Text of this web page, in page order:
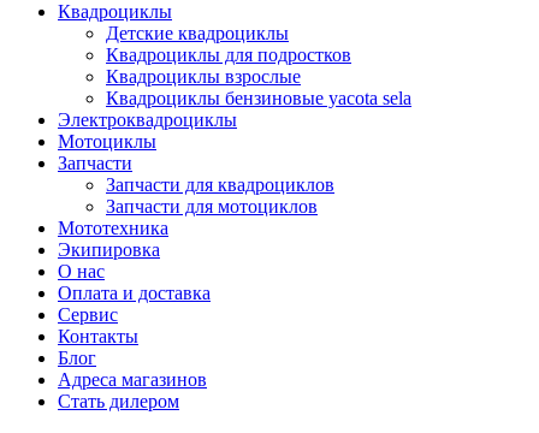
Квадроциклы
Детские квадроциклы
Квадроциклы для подростков
Квадроциклы взрослые
Квадроциклы бензиновые yacota sela
Электроквадроциклы
Мотоциклы
Запчасти
Запчасти для квадроциклов
Запчасти для мотоциклов
Мототехника
Экипировка
О нас
Оплата и доставка
Сервис
Контакты
Блог
Адреса магазинов
Стать дилером